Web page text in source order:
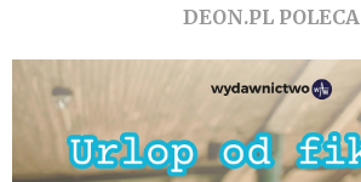
DEON.PL POLECA